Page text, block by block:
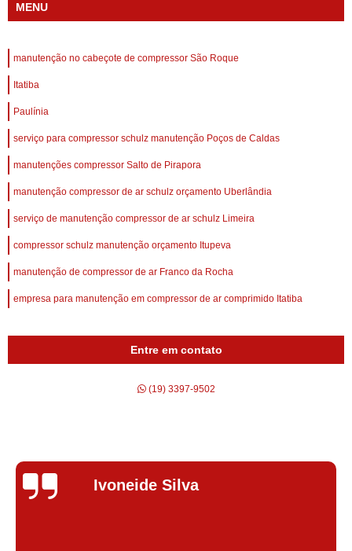
MENU
manutenção no cabeçote de compressor São Roque
Itatiba
Paulínia
serviço para compressor schulz manutenção Poços de Caldas
manutenções compressor Salto de Pirapora
manutenção compressor de ar schulz orçamento Uberlândia
serviço de manutenção compressor de ar schulz Limeira
compressor schulz manutenção orçamento Itupeva
manutenção de compressor de ar Franco da Rocha
empresa para manutenção em compressor de ar comprimido Itatiba
Entre em contato
(19) 3397-9502
Silvana Alves